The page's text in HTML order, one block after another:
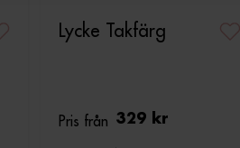
Lycke Takfärg
Pris från 329 kr